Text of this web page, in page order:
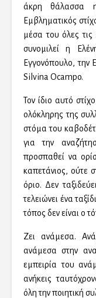
άκρη θάλασσα η
Εμβληματικός
μέσα του όλες τις
συνομιλεί η
Εγγονόπουλο, την
Silvina Ocampo.
Τον ίδιο αυτό
ολόκληρης της
στόμα του
για την
προσπαθεί να
καπετάνιος, ούτε
όριο. Δεν
τελειώνει ένα
τόπος δεν είναι ο
Ζει ανάμεσα.
ανάμεσα στην
εμπειρία του
ανήκεις
όλη την ποιητική